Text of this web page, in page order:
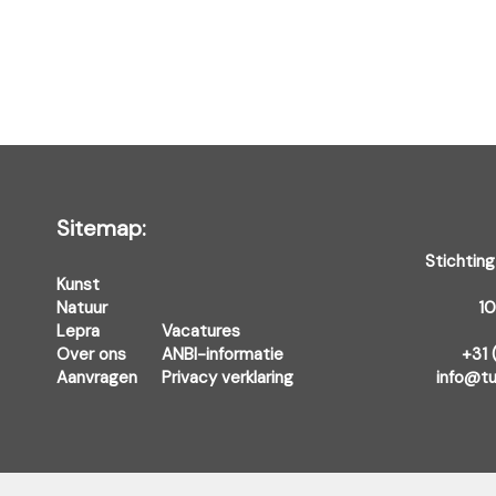
Sitemap:
Kunst
Natuur
Lepra
Over ons
Aanvragen
Vacatures
ANBI-informatie
Privacy verklaring
Stichting